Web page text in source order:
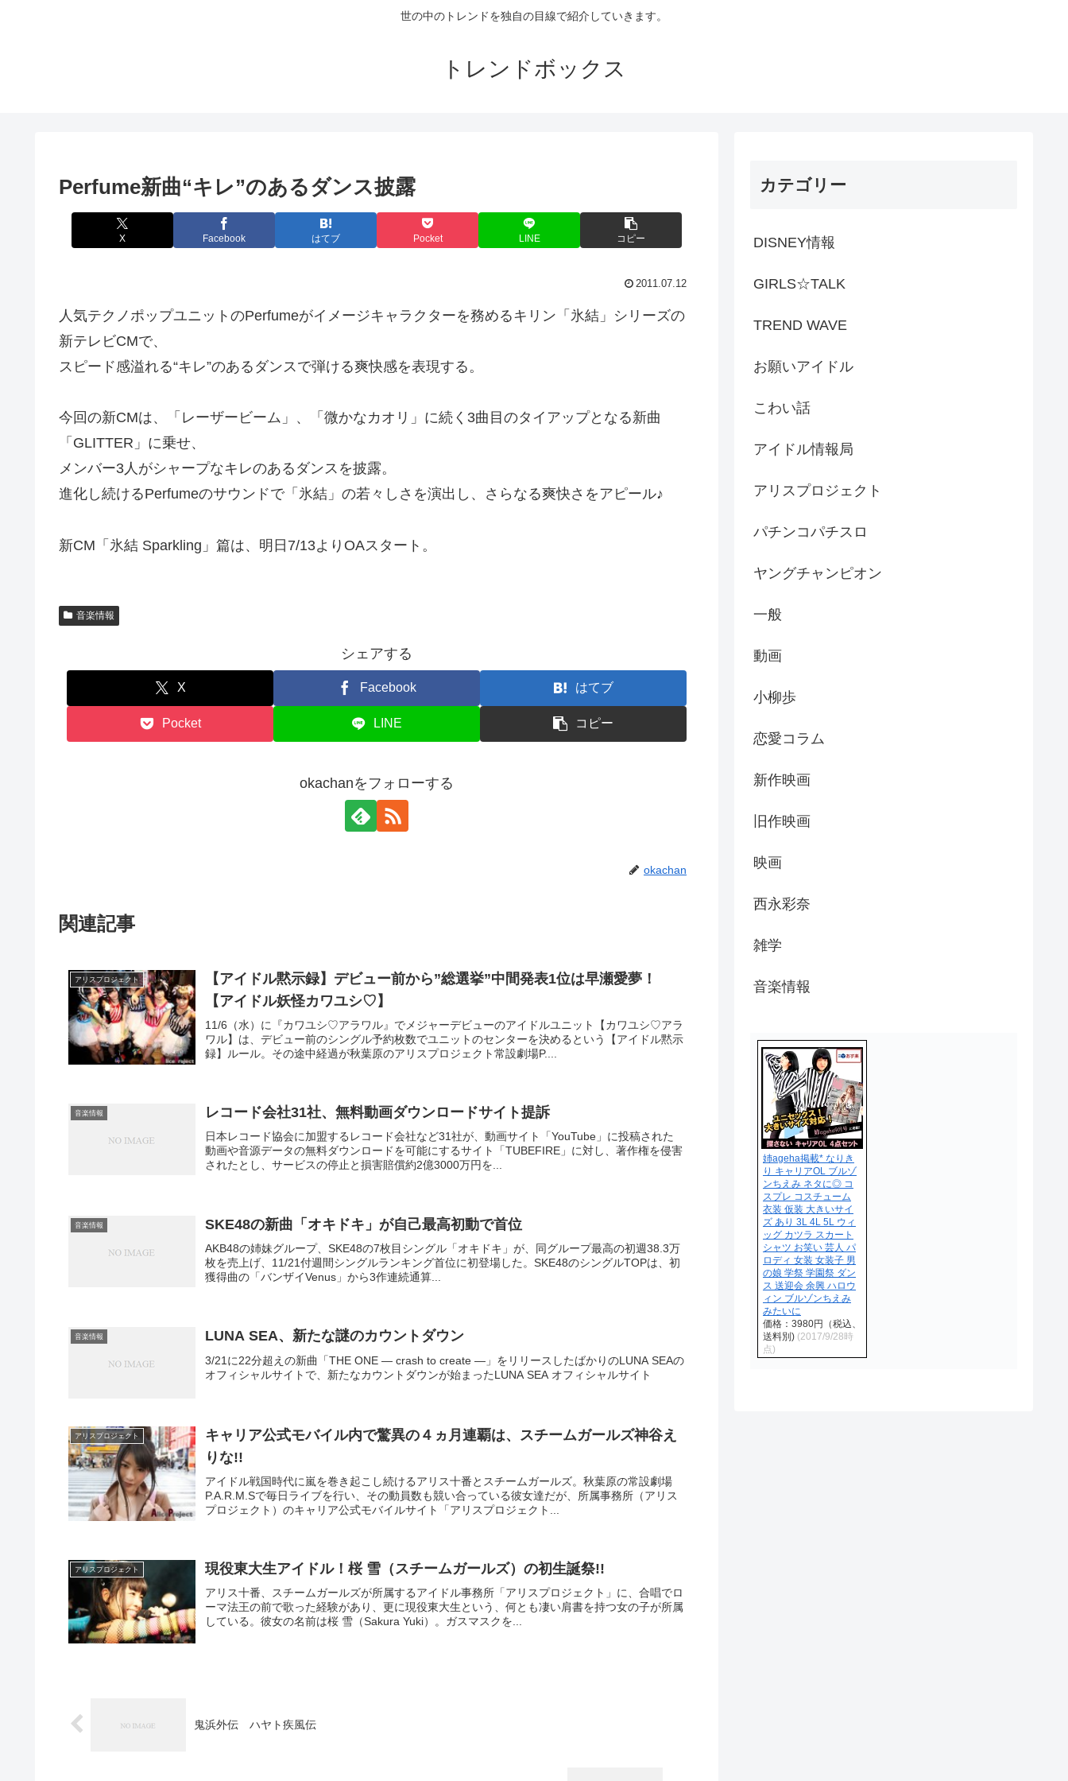
世の中のトレンドを独自の目線で紹介していきます。
トレンドボックス
Perfume新曲“キレ”のあるダンス披露
X Facebook はてブ Pocket LINE コピー
2011.07.12
人気テクノポップユニットのPerfumeがイメージキャラクターを務めるキリン「氷結」シリーズの
新テレビCMで、
スピード感溢れる“キレ”のあるダンスで弾ける爽快感を表現する。
今回の新CMは、「レーザービーム」、「微かなカオリ」に続く3曲目のタイアップとなる新曲
「GLITTER」に乗せ、
メンバー3人がシャープなキレのあるダンスを披露。
進化し続けるPerfumeのサウンドで「氷結」の若々しさを演出し、さらなる爽快さをアピール♪
新CM「氷結 Sparkling」篇は、明日7/13よりOAスタート。
音楽情報
シェアする
X Facebook はてブ
Pocket LINE コピー
okachanをフォローする
okachan
関連記事
アリスプロジェクト
【アイドル黙示録】デビュー前から”総選挙”中間発表1位は早瀬愛夢！
【アイドル妖怪カワユシ♡】
11/6（水）に『カワユシ♡アラワル』でメジャーデビューのアイドルユニット【カワユシ♡アラ
ワル】は、デビュー前のシングル予約枚数でユニットのセンターを決めるという【アイドル黙示
録】ルール。その途中経過が秋葉原のアリスプロジェクト常設劇場P....
音楽情報 レコード会社31社、無料動画ダウンロードサイト提訴
日本レコード協会に加盟するレコード会社など31社が、動画サイト「YouTube」に投稿された
動画や音源データの無料ダウンロードを可能にするサイト「TUBEFIRE」に対し、著作権を侵害
されたとし、サービスの停止と損害賠償約2億3000万円を...
音楽情報 SKE48の新曲「オキドキ」が自己最高初動で首位
AKB48の姉妹グループ、SKE48の7枚目シングル「オキドキ」が、同グループ最高の初週38.3万
枚を売上げ、11/21付週間シングルランキング首位に初登場した。SKE48のシングルTOPは、初
獲得曲の「バンザイVenus」から3作連続通算...
音楽情報 LUNA SEA、新たな謎のカウントダウン
3/21に22分超えの新曲「THE ONE ― crash to create ―」をリリースしたばかりのLUNA SEAの
オフィシャルサイトで、新たなカウントダウンが始まったLUNA SEA オフィシャルサイト
アリスプロジェクト
キャリア公式モバイル内で驚異の４ヵ月連覇は、スチームガールズ神谷え
りな!!
アイドル戦国時代に嵐を巻き起こし続けるアリス十番とスチームガールズ。秋葉原の常設劇場
P.A.R.M.Sで毎日ライブを行い、その動員数も競い合っている彼女達だが、所属事務所（アリス
プロジェクト）のキャリア公式モバイルサイト「アリスプロジェクト...
アリスプロジェクト 現役東大生アイドル！桜 雪（スチームガールズ）の初生誕祭!!
アリス十番、スチームガールズが所属するアイドル事務所「アリスプロジェクト」に、合唱でロ
ーマ法王の前で歌った経験があり、更に現役東大生という、何とも凄い肩書を持つ女の子が所属
している。彼女の名前は桜 雪（Sakura Yuki）。ガスマスクを...
鬼浜外伝 ハヤト疾風伝
カテゴリー
DISNEY情報
GIRLS☆TALK
TREND WAVE
お願いアイドル
こわい話
アイドル情報局
アリスプロジェクト
パチンコパチスロ
ヤングチャンピオン
一般
動画
小柳歩
恋愛コラム
新作映画
旧作映画
映画
西永彩奈
雑学
音楽情報
姉ageha掲載* なりき
り キャリアOL ブルゾ
ンちえみ ネタに◎ コ
スプレ コスチューム
衣装 仮装 大きいサイ
ズ あり 3L 4L 5L ウィ
ッグ カツラ スカート
シャツ お笑い 芸人 パ
ロディ 女装 女装子 男
の娘 学祭 学園祭 ダン
ス 送迎会 余興 ハロウ
ィン ブルゾンちえみ
みたいに
価格：3980円（税込、
送料別) (2017/9/28時
点)